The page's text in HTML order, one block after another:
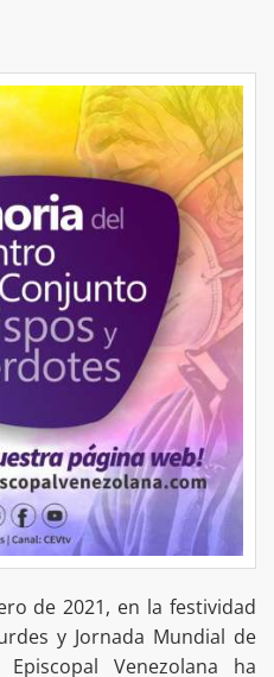
de 2021, en la festividad
y Jornada Mundial de
Venezolana ha